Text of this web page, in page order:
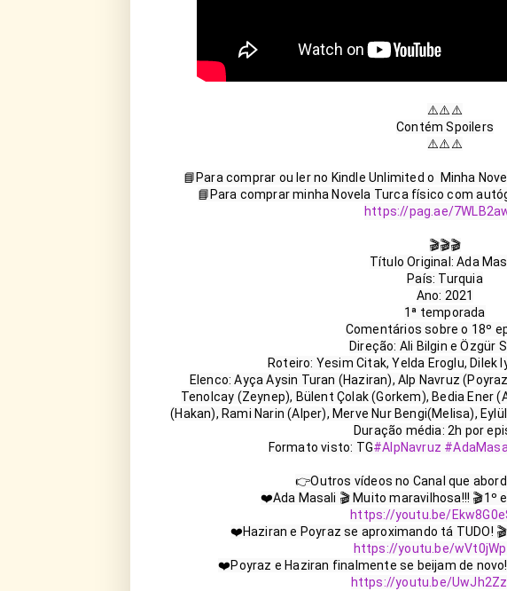
⚠️⚠️⚠️
Contém Spoilers
⚠️⚠️⚠️
📘Para comprar ou ler no Kindle Unlimited o  Minha
📘Para comprar minha Novela Turca físico com
https://pag.ae/
🎬🎬🎬
Título Original: Ada
País: Turquia
Ano: 2021
1ª temporada
Comentários sobre o 18º
Direção: Ali Bilgin e Özgür
Roteiro: Yesim Citak, Yelda Eroglu, Dilek
Elenco: Ayça Aysin Turan (Haziran), Alp Navruz
Tenolcay (Zeynep), Bülent Çolak (Gorkem), Bedia Ener
(Hakan), Rami Narin (Alper), Merve Nur Bengi(Melisa),
Duração média: 2h por
Formato visto: TG#AlpNavruz
👉Outros vídeos no Canal que
❤️Ada Masali 🎬 Muito maravilhosa!!! 🎬1º
https://youtu.be/
❤️Haziran e Poyraz se aproximando tá TUDO!
https://youtu.be/
❤️Poyraz e Haziran finalmente se beijam de
https://youtu.be/